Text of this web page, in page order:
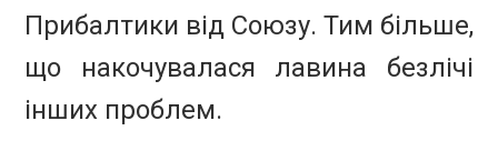
Прибалтики від Союзу. Тим більше,
що накочувалася лавина безлічі
інших проблем.